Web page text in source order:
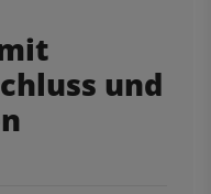
und